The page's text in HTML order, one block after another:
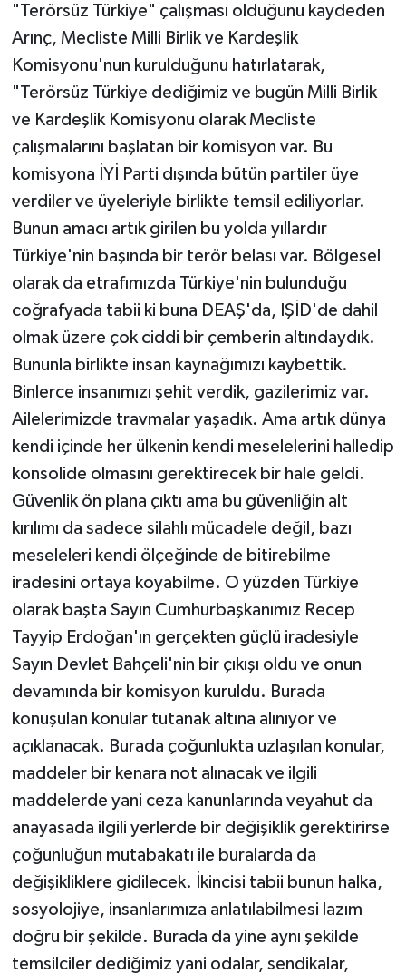
"Terörsüz Türkiye" çalışması olduğunu kaydeden
Arınç, Mecliste Milli Birlik ve Kardeşlik
Komisyonu'nun kurulduğunu hatırlatarak,
"Terörsüz Türkiye dediğimiz ve bugün Milli Birlik
ve Kardeşlik Komisyonu olarak Mecliste
çalışmalarını başlatan bir komisyon var. Bu
komisyona İYİ Parti dışında bütün partiler üye
verdiler ve üyeleriyle birlikte temsil ediliyorlar.
Bunun amacı artık girilen bu yolda yıllardır
Türkiye'nin başında bir terör belası var. Bölgesel
olarak da etrafımızda Türkiye'nin bulunduğu
coğrafyada tabii ki buna DEAŞ'da, IŞİD'de dahil
olmak üzere çok ciddi bir çemberin altındaydık.
Bununla birlikte insan kaynağımızı kaybettik.
Binlerce insanımızı şehit verdik, gazilerimiz var.
Ailelerimizde travmalar yaşadık. Ama artık dünya
kendi içinde her ülkenin kendi meselelerini halledip
konsolide olmasını gerektirecek bir hale geldi.
Güvenlik ön plana çıktı ama bu güvenliğin alt
kırılımı da sadece silahlı mücadele değil, bazı
meseleleri kendi ölçeğinde de bitirebilme
iradesini ortaya koyabilme. O yüzden Türkiye
olarak başta Sayın Cumhurbaşkanımız Recep
Tayyip Erdoğan'ın gerçekten güçlü iradesiyle
Sayın Devlet Bahçeli'nin bir çıkışı oldu ve onun
devamında bir komisyon kuruldu. Burada
konuşulan konular tutanak altına alınıyor ve
açıklanacak. Burada çoğunlukta uzlaşılan konular,
maddeler bir kenara not alınacak ve ilgili
maddelerde yani ceza kanunlarında veyahut da
anayasada ilgili yerlerde bir değişiklik gerektirirse
çoğunluğun mutabakatı ile buralarda da
değişikliklere gidilecek. İkincisi tabii bunun halka,
sosyolojiye, insanlarımıza anlatılabilmesi lazım
doğru bir şekilde. Burada da yine aynı şekilde
temsilciler dediğimiz yani odalar, sendikalar,